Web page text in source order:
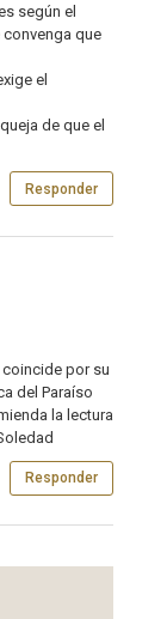
según el
que
el
de que el
Responder
por su
del Paraíso
la lectura
Responder